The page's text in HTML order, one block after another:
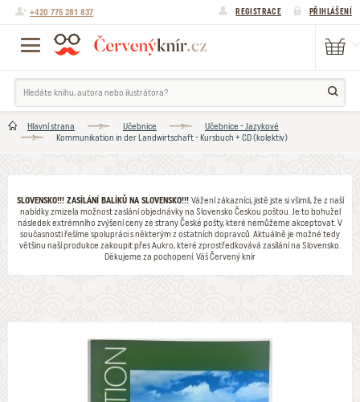
+420 775 281 837 REGISTRACE PŘIHLÁŠENÍ
Hlavní strana Učebnice
Učebnice - Jazykové
Kommunikation in der Landwirtschaft - Kursbuch + CD (kolektiv)
SLOVENSKO!!! ZASÍLÁNÍ BALÍKŮ NA SLOVENSKO!!! Vážení zákazníci, jistě jste si všimli, že z naší
nabídky zmizela možnost zaslání objednávky na Slovensko Českou poštou. Je to bohužel
následek extrémního zvýšení ceny ze strany České pošty, které nemůžeme akceptovat. V
současnosti řešíme spolupráci s některým z ostatních dopravců. Aktuálně je možné tedy
většinu naší produkce zakoupit přes Aukro, které zprostředkovává zasílání na Slovensko.
Děkujeme za pochopení. Váš Červený knír